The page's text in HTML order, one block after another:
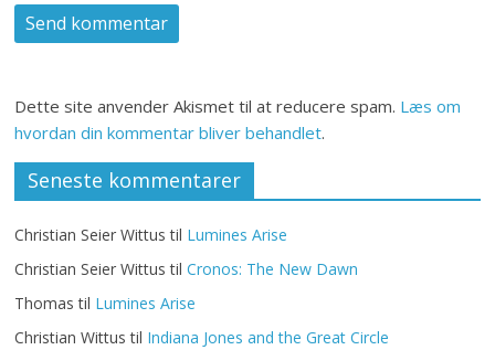
Dette site anvender Akismet til at reducere spam. Læs om
hvordan din kommentar bliver behandlet.
Seneste kommentarer
Christian Seier Wittus til Lumines Arise
Christian Seier Wittus tilCronos: The New Dawn
Thomas til Lumines Arise
Christian Wittus til Indiana Jones and the Great Circle